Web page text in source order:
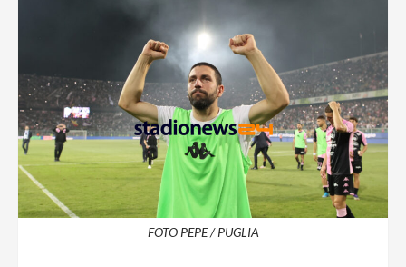
FOTO PEPE / PUGLIA